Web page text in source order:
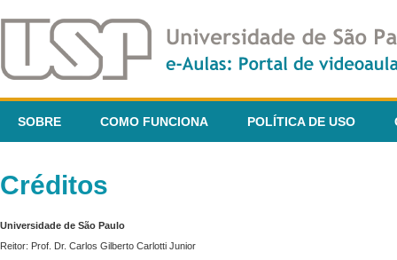
SOBRE COMO FUNCIONA POLÍTICA DE USO
Créditos
Universidade de São Paulo
Reitor: Prof. Dr. Carlos Gilberto Carlotti Junior